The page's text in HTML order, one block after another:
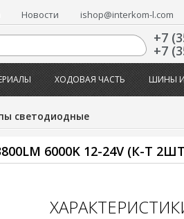
Новости ishop@interkom-l.com
+7
+7
ХОДОВАЯ ЧАСТЬ ШИНЫ
светодиодные
6000K 12-24V (К-Т